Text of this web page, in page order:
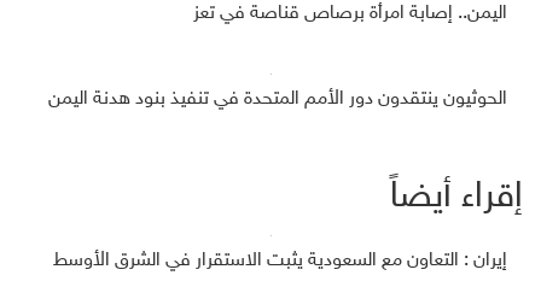
اليمن.. إصابة امرأة برصاص قناصة في تعز
الحوثيون ينتقدون دور الأمم المتحدة في تنفيذ بنود هدنة اليمن
إقراء أيضاً
إيران : التعاون مع السعودية يثبت الاستقرار في الشرق الأوسط